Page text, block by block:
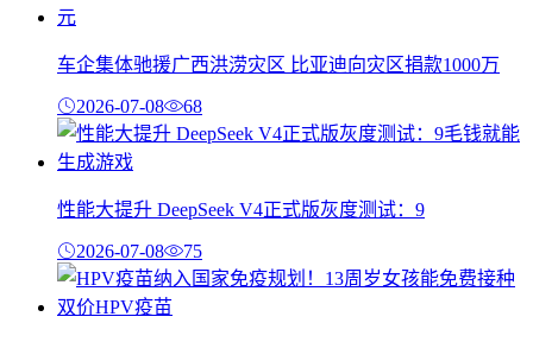
车企集体驰援广西洪涝灾区 比亚迪向灾区捐款1000万
2026-07-08 68
性能大提升 DeepSeek V4正式版灰度测试：9
2026-07-08 75